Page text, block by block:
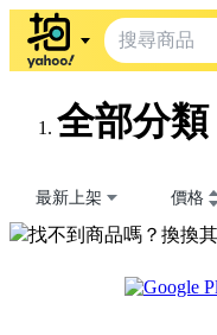
全部分類
最新上架 價格
找不到商品嗎？換換